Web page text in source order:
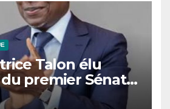
Talon élu
premier Sénat
du pays.